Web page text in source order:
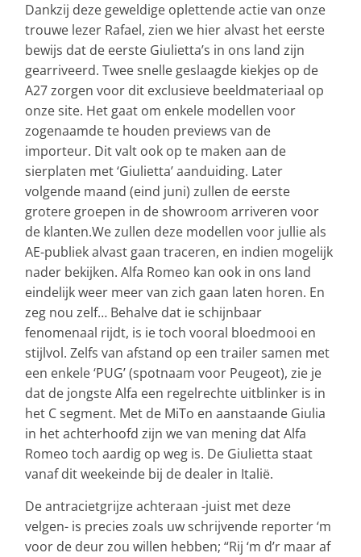
Dankzij deze geweldige oplettende actie van onze
trouwe lezer Rafael, zien we hier alvast het eerste
bewijs dat de eerste Giulietta’s in ons land zijn
gearriveerd. Twee snelle geslaagde kiekjes op de
A27 zorgen voor dit exclusieve beeldmateriaal op
onze site. Het gaat om enkele modellen voor
zogenaamde te houden previews van de
importeur. Dit valt ook op te maken aan de
sierplaten met ‘Giulietta’ aanduiding. Later
volgende maand (eind juni) zullen de eerste
grotere groepen in de showroom arriveren voor
de klanten.We zullen deze modellen voor jullie als
AE-publiek alvast gaan traceren, en indien mogelijk
nader bekijken. Alfa Romeo kan ook in ons land
eindelijk weer meer van zich gaan laten horen. En
zeg nou zelf… Behalve dat ie schijnbaar
fenomenaal rijdt, is ie toch vooral bloedmooi en
stijlvol. Zelfs van afstand op een trailer samen met
een enkele ‘PUG’ (spotnaam voor Peugeot), zie je
dat de jongste Alfa een regelrechte uitblinker is in
het C segment. Met de MiTo en aanstaande Giulia
in het achterhoofd zijn we van mening dat Alfa
Romeo toch aardig op weg is. De Giulietta staat
vanaf dit weekeinde bij de dealer in Italië.
De antracietgrijze achteraan -juist met deze
velgen- is precies zoals uw schrijvende reporter ‘m
voor de deur zou willen hebben; “Rij ‘m d’r maar af